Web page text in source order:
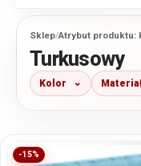
Sklep/Atrybut produktu:
Turkusowy
Kolor
-15%